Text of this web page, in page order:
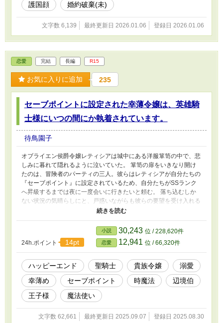
護国顔
婚約破棄(未)
文字数 6,139 最終更新日 2026.01.06 登録日 2026.01.06
恋愛 完結 長編 R15
お気に入りに追加 235
セーブポイントに設定された幸薄令嬢は、英雄騎
士様にいつの間にか執着されています。
待鳥園子
オブライエン侯爵令嬢レティシアは城中にある洋服箪笥の中で、悲
しみに暮れて隠れるように泣いていた。 箪笥の扉をいきなり開け
たのは、冒険者のパーティの三人。彼らはレティシアが自分たちの
『セーブポイント』に設定されているため、自分たちがSSランク
へ昇級するまでは夜に一度会いに行きたいと頼む。 落ち込むしか
ない状況の気晴らしにと、戸惑いながらも彼らの要望を受け入れる
ことにしたレティシアは、やがて三人の中の一人で心優しい聖騎士
イーサンに惹かれるようになる。 侯爵家の血を繋ぐためには冒険
者の彼とは結婚出来ないために遠ざけて諦めようとすると、イーサ
ンはレティシアへの執着心を剥き出しにするようになって！？ 幼
い頃から幸が薄い人生を歩んできた貴族令嬢が、スパダリ過ぎる聖
騎士に溺愛されて幸せになる話。 ※完結まで毎日投稿です。
24h.ポイント 14pt
小説 30,243 位 / 228,620件
恋愛 12,941 位 / 66,320件
ハッピーエンド 聖騎士 貴族令嬢
溺愛
幸薄め
セーブポイント 時魔法
辺境伯
王子様
魔法使い
文字数 62,661 最終更新日 2025.09.07 登録日 2025.08.30